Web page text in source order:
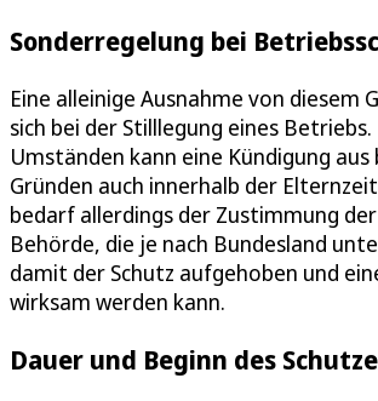
Sonderregelung bei
Eine alleinige Ausnahme von diesem
sich bei der Stilllegung eines
Umständen kann eine Kündigung
Gründen auch innerhalb der
bedarf allerdings der Zustimmung
Behörde, die je nach Bundesland
damit der Schutz aufgehoben und
wirksam werden kann.
Dauer und Beginn des